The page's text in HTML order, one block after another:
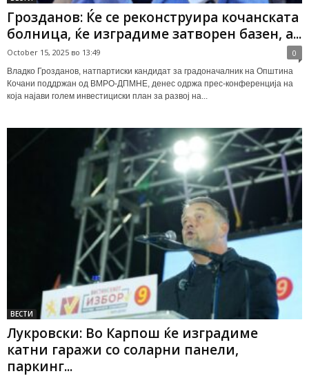
Грозданов: Ќе се реконструира кочанската
болница, ќе изградиме затворен базен, а...
October 15, 2025 во 13:49 0
Владко Грозданов, натпартиски кандидат за градоначалник на Општина
Кочани поддржан од ВМРО-ДПМНЕ, денес одржа прес-конференција на
која најави голем инвестициски план за развој на...
ВЕСТИ
Лукровски: Во Карпош ќе изградиме
катни гаражи со соларни панели,
паркинг...